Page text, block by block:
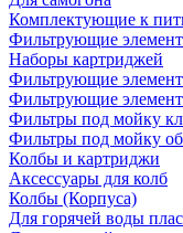
Комплектующие к
Фильтрующие
Наборы картриджей
Фильтрующие
Фильтрующие
Фильтры под мойку
Фильтры под мойку
Колбы и картриджи
Аксессуары для колб
Колбы (Корпуса)
Для горячей воды